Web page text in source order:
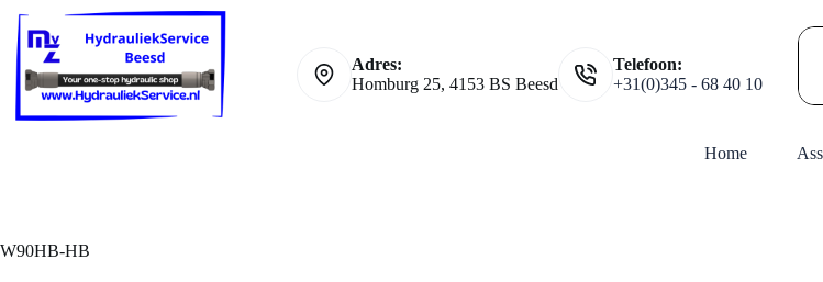
naar
inhoud
Adres:
Homburg 25, 4153 BS Beesd
Telefoon:
+31(0)345 - 68 40 10
Home
W90HB-HB